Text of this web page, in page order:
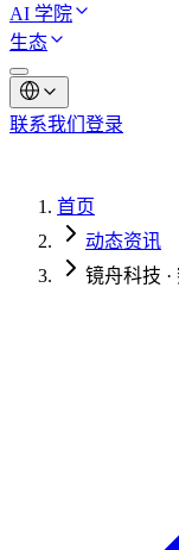
AI 学院
生态
联系我们 登录
首页
动态资讯
镜舟科技